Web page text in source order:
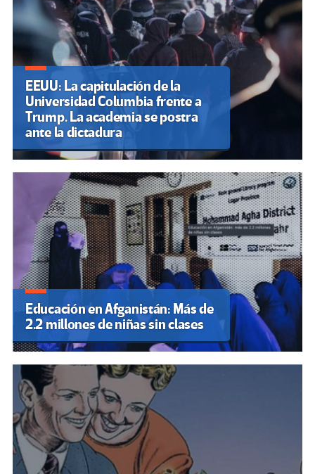
EEUU: La capitulación de la
Universidad Columbia frente a
Trump. La academia se postra
ante la dictadura
Educación en Afganistán: Más de
2.2 millones de niñas sin clases